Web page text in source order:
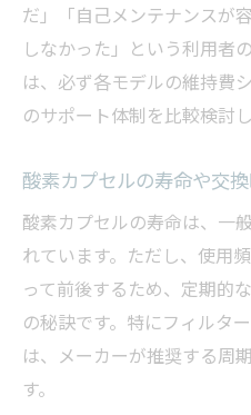
だ」「自己メンテナンスが
しなかった」という利用者
は、必ず各モデルの維持費
のサポート体制を比較検討
酸素カプセルの寿命や交
酸素カプセルの寿命は、一
れています。ただし、使用
って前後するため、定期的
の秘訣です。特にフィルタ
は、メーカーが推奨する周
す。